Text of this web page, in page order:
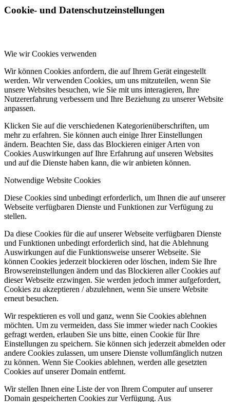
Cookie- und Datenschutzeinstellungen
Wie wir Cookies verwenden
Wir können Cookies anfordern, die auf Ihrem Gerät eingestellt
werden. Wir verwenden Cookies, um uns mitzuteilen, wenn Sie
unsere Websites besuchen, wie Sie mit uns interagieren, Ihre
Nutzererfahrung verbessern und Ihre Beziehung zu unserer Website
anpassen.
Klicken Sie auf die verschiedenen Kategorienüberschriften, um
mehr zu erfahren. Sie können auch einige Ihrer Einstellungen
ändern. Beachten Sie, dass das Blockieren einiger Arten von
Cookies Auswirkungen auf Ihre Erfahrung auf unseren Websites
und auf die Dienste haben kann, die wir anbieten können.
Notwendige Website Cookies
Diese Cookies sind unbedingt erforderlich, um Ihnen die auf unserer
Webseite verfügbaren Dienste und Funktionen zur Verfügung zu
stellen.
Da diese Cookies für die auf unserer Webseite verfügbaren Dienste
und Funktionen unbedingt erforderlich sind, hat die Ablehnung
Auswirkungen auf die Funktionsweise unserer Webseite. Sie
können Cookies jederzeit blockieren oder löschen, indem Sie Ihre
Browsereinstellungen ändern und das Blockieren aller Cookies auf
dieser Webseite erzwingen. Sie werden jedoch immer aufgefordert,
Cookies zu akzeptieren / abzulehnen, wenn Sie unsere Website
erneut besuchen.
Wir respektieren es voll und ganz, wenn Sie Cookies ablehnen
möchten. Um zu vermeiden, dass Sie immer wieder nach Cookies
gefragt werden, erlauben Sie uns bitte, einen Cookie für Ihre
Einstellungen zu speichern. Sie können sich jederzeit abmelden oder
andere Cookies zulassen, um unsere Dienste vollumfänglich nutzen
zu können. Wenn Sie Cookies ablehnen, werden alle gesetzten
Cookies auf unserer Domain entfernt.
Wir stellen Ihnen eine Liste der von Ihrem Computer auf unserer
Domain gespeicherten Cookies zur Verfügung. Aus